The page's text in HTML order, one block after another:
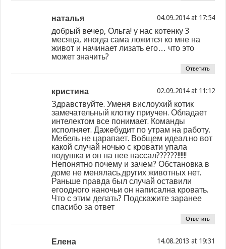
наталья at
добрый вечер, Ольга! у нас котенку 3
месяца, иногда сама ложится ко мне на
живот и начинает лизать его… что это
может значить?
Ответить
кристина at
Здравствуйте. Уменя вислоухий котик
замечательный клотку приучен. Обладает
интелектом все понимает. Команды
исполняет. Дажебудит по утрам на работу.
Мебель не царапает. Вобщем идеал.но вот
какой случай ночью с кровати упала
подушка и он на нее нассал??????!!!!!!
Непонятно почему и зачем? Обстановка в
доме не менялась.других животных нет.
Раньше правда был случай оставили
егоодного наночьи он написална кровать.
Что с этим делать? Подскажите заранее
спасибо за ответ
Ответить
Елена at